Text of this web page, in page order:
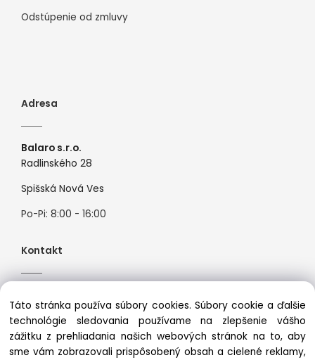
Odstúpenie od zmluvy
Adresa
Balaro s.r.o.
Radlinského 28
Spišská Nová Ves
Po-Pi: 8:00 - 16:00
Kontakt
Mail:info@premiosport.sk
Táto stránka používa súbory cookies. Súbory cookie a ďalšie
technológie sledovania používame na zlepšenie vášho
zážitku z prehliadania našich webových stránok na to, aby
sme vám zobrazovali prispôsobený obsah a cielené reklamy,